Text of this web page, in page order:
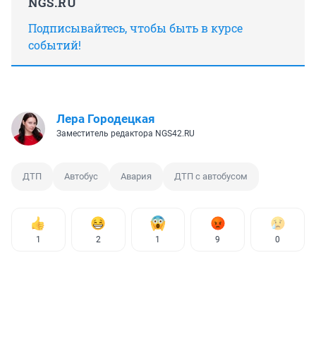
Подписывайтесь, чтобы быть в курсе
событий!
Лера Городецкая
Заместитель редактора NGS42.RU
ДТП Автобус Авария ДТП с автобусом
1 2 1 9 0